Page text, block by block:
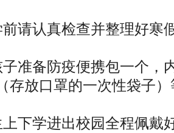
请认真检查并整理好寒
准备防疫便携包一个，
存放口罩的一次性袋子
下学进出校园全程佩戴